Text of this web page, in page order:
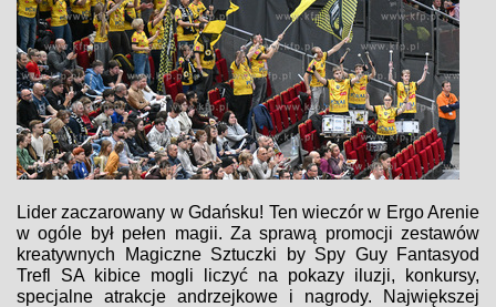
Lider zaczarowany w Gdańsku! Ten wieczór w Ergo Arenie
w ogóle był pełen magii. Za sprawą promocji zestawów
kreatywnych Magiczne Sztuczki by Spy Guy Fantasyod
Trefl SA kibice mogli liczyć na pokazy iluzji, konkursy,
specjalne atrakcje andrzejkowe i nagrody. Największej